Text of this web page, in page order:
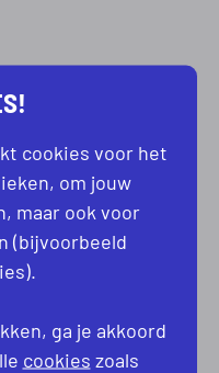
, farmacie
cookies voor het
om jouw
maar ook voor
(bijvoorbeeld
ga je akkoord
cookies zoals